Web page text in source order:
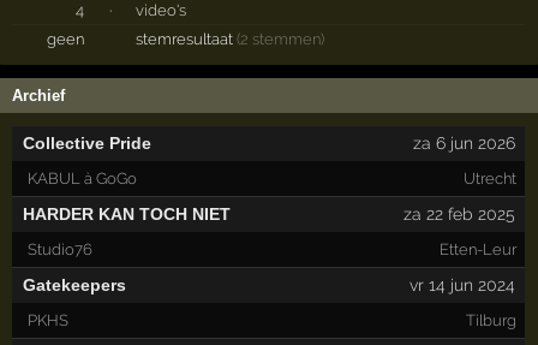
4
·
video's
geen
stemresultaat(2 stemmen)
Archief
Collective Pride za 6 jun 2026
KABUL à GoGo Utrecht
HARDER KAN TOCH NIET za 22 feb 2025
Studio76 Etten-Leur
Gatekeepers vr 14 jun 2024
PKHS Tilburg